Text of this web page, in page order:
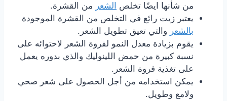
من شأنها ايضًا تخلص
الشعر من القشرة.
يعتبر زيت رائع في التخلص من القشرة الموجودة
بالشعر والتي تعيق تطويل الشعر.
يقوم بزيادة معدل النمو لفروة الشعر لاحتوائه على
نسبة كبيرة من حمض اللينوليك والذي بدوره يعمل
على تغذية فروة الشعر.
يمكن استخدامه من أجل الحصول على شعر صحي
ولامع وطويل.